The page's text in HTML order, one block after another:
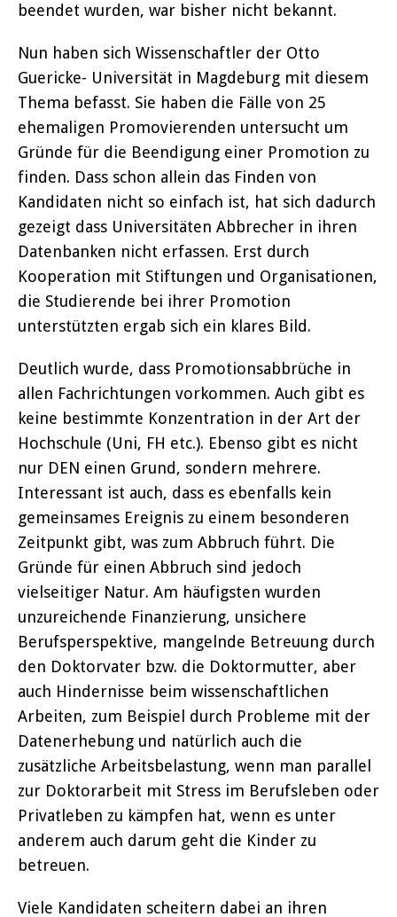
beendet wurden, war bisher nicht bekannt.
Nun haben sich Wissenschaftler der Otto
Guericke- Universität in Magdeburg mit diesem
Thema befasst. Sie haben die Fälle von 25
ehemaligen Promovierenden untersucht um
Gründe für die Beendigung einer Promotion zu
finden. Dass schon allein das Finden von
Kandidaten nicht so einfach ist, hat sich dadurch
gezeigt dass Universitäten Abbrecher in ihren
Datenbanken nicht erfassen. Erst durch
Kooperation mit Stiftungen und Organisationen,
die Studierende bei ihrer Promotion
unterstützten ergab sich ein klares Bild.
Deutlich wurde, dass Promotionsabbrüche in
allen Fachrichtungen vorkommen. Auch gibt es
keine bestimmte Konzentration in der Art der
Hochschule (Uni, FH etc.). Ebenso gibt es nicht
nur DEN einen Grund, sondern mehrere.
Interessant ist auch, dass es ebenfalls kein
gemeinsames Ereignis zu einem besonderen
Zeitpunkt gibt, was zum Abbruch führt. Die
Gründe für einen Abbruch sind jedoch
vielseitiger Natur. Am häufigsten wurden
unzureichende Finanzierung, unsichere
Berufsperspektive, mangelnde Betreuung durch
den Doktorvater bzw. die Doktormutter, aber
auch Hindernisse beim wissenschaftlichen
Arbeiten, zum Beispiel durch Probleme mit der
Datenerhebung und natürlich auch die
zusätzliche Arbeitsbelastung, wenn man parallel
zur Doktorarbeit mit Stress im Berufsleben oder
Privatleben zu kämpfen hat, wenn es unter
anderem auch darum geht die Kinder zu
betreuen.
Viele Kandidaten scheitern dabei an ihren